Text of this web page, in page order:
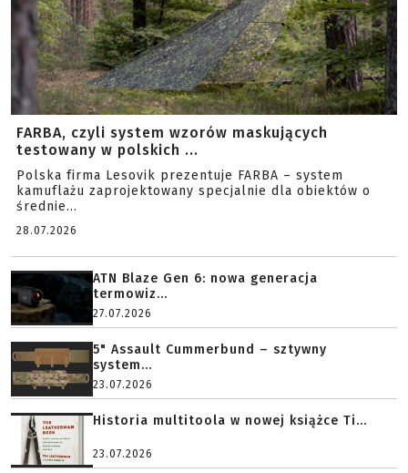
FARBA, czyli system wzorów maskujących
testowany w polskich ...
Polska firma Lesovik prezentuje FARBA – system
kamuflażu zaprojektowany specjalnie dla obiektów o
średnie...
28.07.2026
ATN Blaze Gen 6: nowa generacja
termowiz...
27.07.2026
5" Assault Cummerbund – sztywny
system...
23.07.2026
Historia multitoola w nowej książce Ti...
23.07.2026